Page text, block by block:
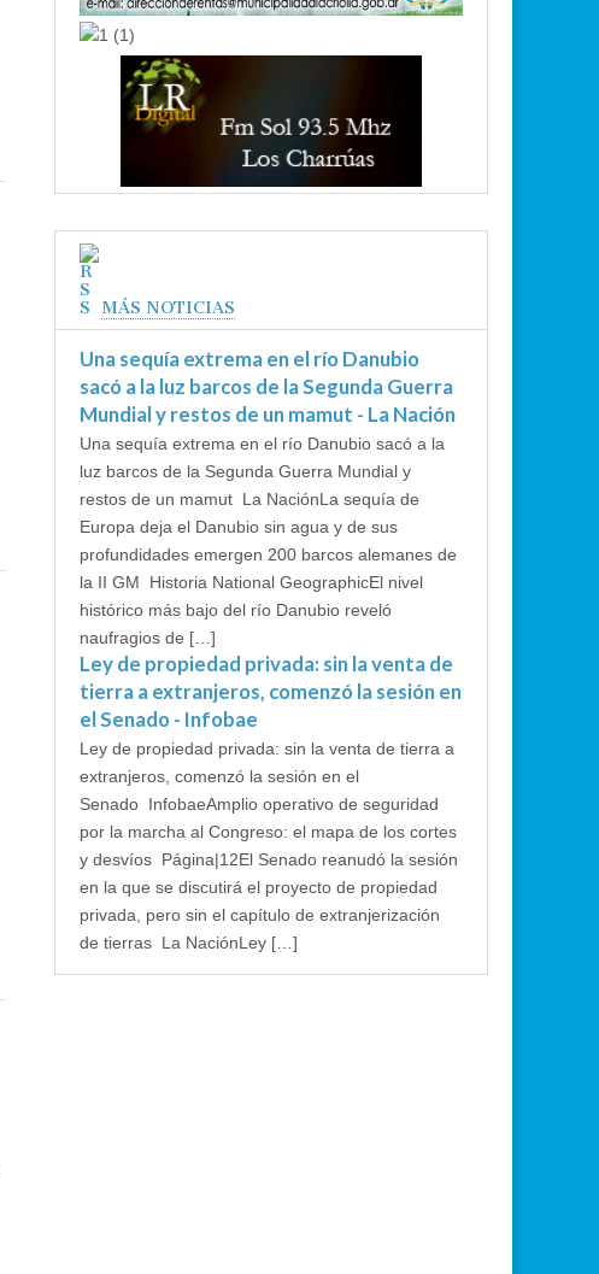
MÁS NOTICIAS
Una sequía extrema en el río Danubio
sacó a la luz barcos de la Segunda Guerra
Mundial y restos de un mamut - La Nación
Una sequía extrema en el río Danubio sacó a la
luz barcos de la Segunda Guerra Mundial y
restos de un mamut La NaciónLa sequía de
Europa deja el Danubio sin agua y de sus
profundidades emergen 200 barcos alemanes de
la II GM Historia National GeographicEl nivel
histórico más bajo del río Danubio reveló
naufragios de […]
Ley de propiedad privada: sin la venta de
tierra a extranjeros, comenzó la sesión en
el Senado - Infobae
Ley de propiedad privada: sin la venta de tierra a
extranjeros, comenzó la sesión en el
Senado InfobaeAmplio operativo de seguridad
por la marcha al Congreso: el mapa de los cortes
y desvíos Página|12El Senado reanudó la sesión
en la que se discutirá el proyecto de propiedad
privada, pero sin el capítulo de extranjerización
de tierras La NaciónLey […]